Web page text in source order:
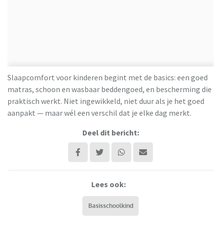
Slaapcomfort voor kinderen begint met de basics: een goed
matras, schoon en wasbaar beddengoed, en bescherming die
praktisch werkt. Niet ingewikkeld, niet duur als je het goed
aanpakt — maar wél een verschil dat je elke dag merkt.
Deel dit bericht:
Lees ook:
Basisschoolkind